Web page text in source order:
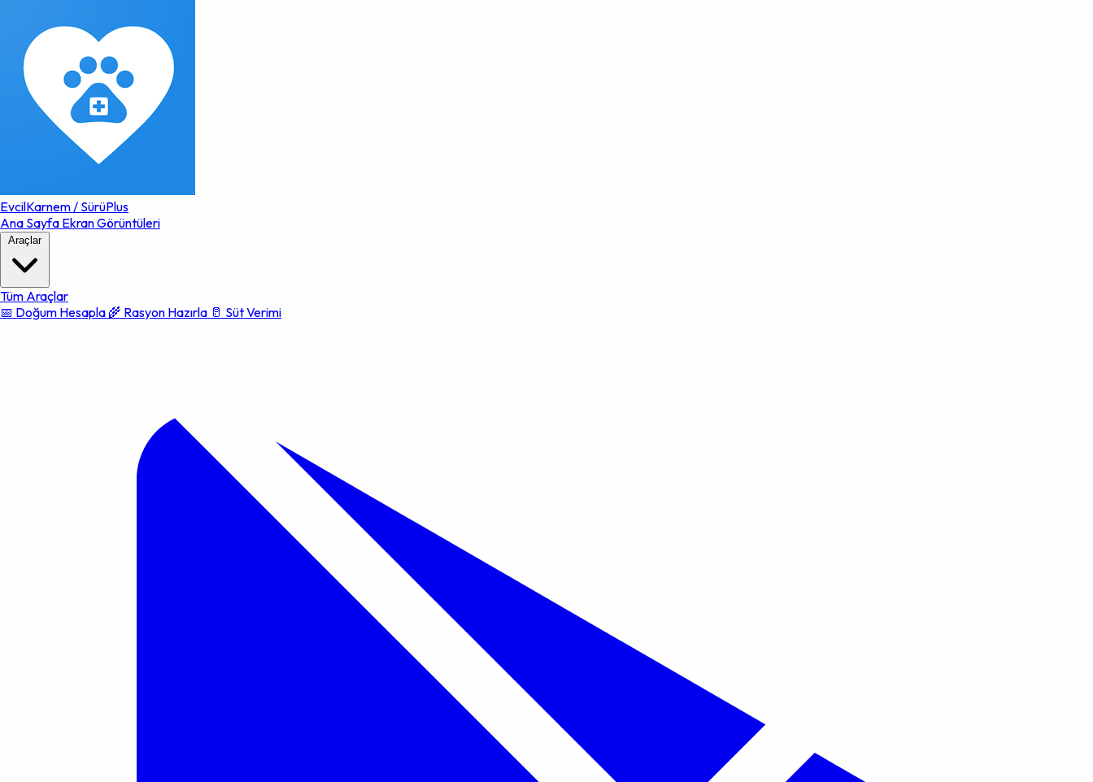
EvcilKarnem/ SürüPlus
Ana Sayfa Ekran Görüntüleri
Araçlar
Tüm Araçlar
📅 Doğum Hesapla 🌾 Rasyon Hazırla 🥛 Süt Verimi